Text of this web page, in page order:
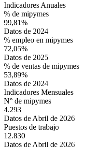
Indicadores Anuales
% de mipymes
99,81%
Datos de 2024
% empleo en mipymes
72,05%
Datos de 2025
% de ventas de mipymes
53,89%
Datos de 2024
Indicadores Mensuales
N° de mipymes
4.293
Datos de Abril de 2026
Puestos de trabajo
12.830
Datos de Abril de 2026